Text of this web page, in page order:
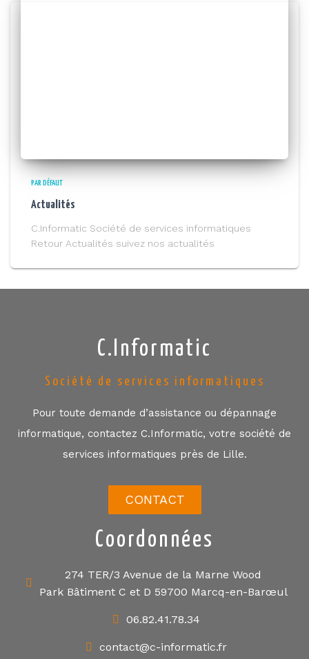
PAR DÉFAUT
Actualités
C.Informatic Société de services informatiques
Retour Actualités suivez nos actualités
C.Informatic
Société de services informatiques
Pour toute demande d’assistance ou dépannage
informatique, contactez C.Informatic, votre société de
services informatiques près de Lille.
CONTACT
Coordonnées
274 TER/3 Avenue de la Marne Wood
Park Bâtiment C et D 59700 Marcq-en-Barœul
06.82.41.78.34
contact@c-informatic.fr